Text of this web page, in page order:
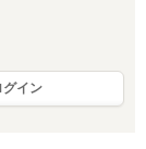
グイン